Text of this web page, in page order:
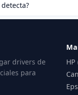
drivers de
para
HP